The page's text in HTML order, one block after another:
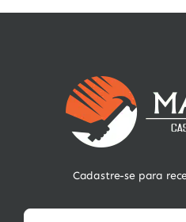
Cadastre-se para